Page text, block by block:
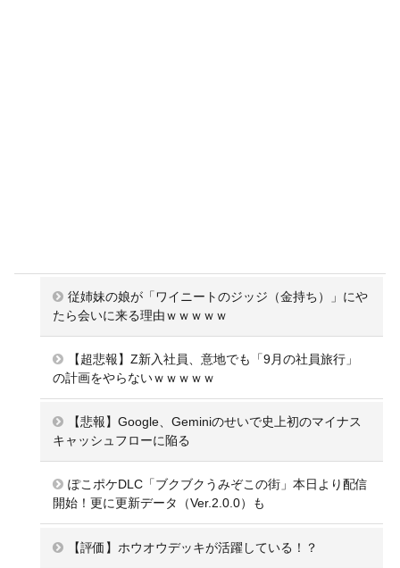
従姉妹の娘が「ワイニートのジッジ（金持ち）」にや
たら会いに来る理由ｗｗｗｗｗ
【超悲報】Z新入社員、意地でも「9月の社員旅行」
の計画をやらないｗｗｗｗｗ
【悲報】Google、Geminiのせいで史上初のマイナス
キャッシュフローに陥る
ぽこポケDLC「ブクブクうみぞこの街」本日より配信
開始！更に更新データ（Ver.2.0.0）も
【評価】ホウオウデッキが活躍している！？